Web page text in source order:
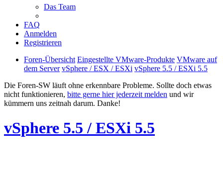
Das Team
FAQ
Anmelden
Registrieren
Foren-Übersicht Eingestellte VMware-Produkte VMware auf
dem Server vSphere / ESX / ESXi vSphere 5.5 / ESXi 5.5
Die Foren-SW läuft ohne erkennbare Probleme. Sollte doch etwas
nicht funktionieren, bitte gerne hier jederzeit melden und wir
kümmern uns zeitnah darum. Danke!
vSphere 5.5 / ESXi 5.5